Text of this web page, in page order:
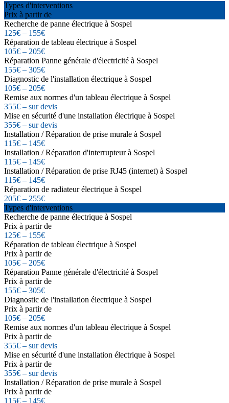
Types d'interventions
Prix à partir de
Recherche de panne électrique à Sospel
125€ – 155€
Réparation de tableau électrique à Sospel
105€ – 205€
Réparation Panne générale d'électricité à Sospel
155€ – 305€
Diagnostic de l'installation électrique à Sospel
105€ – 205€
Remise aux normes d'un tableau électrique à Sospel
355€ – sur devis
Mise en sécurité d'une installation électrique à Sospel
355€ – sur devis
Installation / Réparation de prise murale à Sospel
115€ – 145€
Installation / Réparation d'interrupteur à Sospel
115€ – 145€
Installation / Réparation de prise RJ45 (internet) à Sospel
115€ – 145€
Réparation de radiateur électrique à Sospel
205€ – 255€
Types d'interventions
Recherche de panne électrique à Sospel
Prix à partir de
125€ – 155€
Réparation de tableau électrique à Sospel
Prix à partir de
105€ – 205€
Réparation Panne générale d'électricité à Sospel
Prix à partir de
155€ – 305€
Diagnostic de l'installation électrique à Sospel
Prix à partir de
105€ – 205€
Remise aux normes d'un tableau électrique à Sospel
Prix à partir de
355€ – sur devis
Mise en sécurité d'une installation électrique à Sospel
Prix à partir de
355€ – sur devis
Installation / Réparation de prise murale à Sospel
Prix à partir de
115€ – 145€